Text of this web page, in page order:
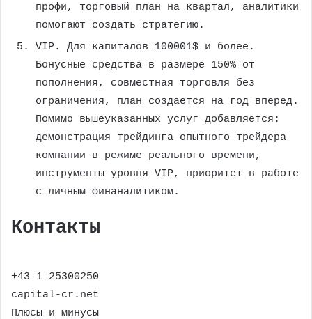
профи, торговый план на квартал, аналитики
помогают создать стратегию.
VIP. Для капиталов 100001$ и более.
Бонусные средства в размере 150% от
пополнения, совместная торговля без
ограничения, план создается на год вперед.
Помимо вышеуказанных услуг добавляется:
демонстрация трейдинга опытного трейдера
компании в режиме реального времени,
инструменты уровня VIP, приоритет в работе
с личным финаналитиком.
Контакты
+43 1 25300250
capital-cr.net
Плюсы и минусы